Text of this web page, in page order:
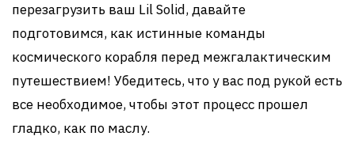
перезагрузить ваш Lil Solid, давайте
подготовимся, как истинные команды
космического корабля перед межгалактическим
путешествием! Убедитесь, что у вас под рукой есть
все необходимое, чтобы этот процесс прошел
гладко, как по маслу.